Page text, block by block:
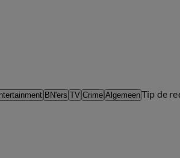
BN'ers TV Crime AlgemeenTip de